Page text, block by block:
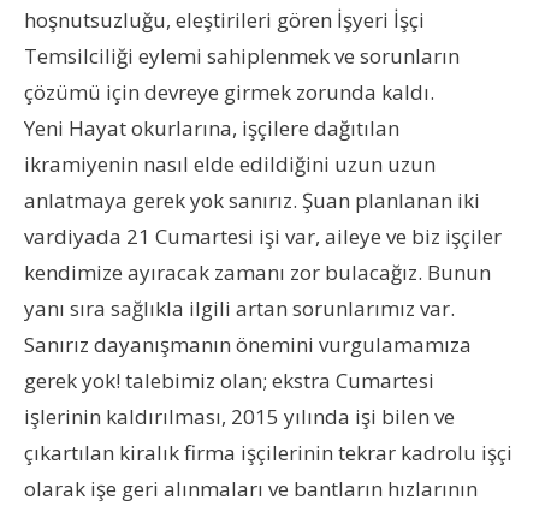
hoşnutsuzluğu, eleştirileri gören İşyeri İşçi
Temsilciliği eylemi sahiplenmek ve sorunların
çözümü için devreye girmek zorunda kaldı.
Yeni Hayat okurlarına, işçilere dağıtılan
ikramiyenin nasıl elde edildiğini uzun uzun
anlatmaya gerek yok sanırız. Şuan planlanan iki
vardiyada 21 Cumartesi işi var, aileye ve biz işçiler
kendimize ayıracak zamanı zor bulacağız. Bunun
yanı sıra sağlıkla ilgili artan sorunlarımız var.
Sanırız dayanışmanın önemini vurgulamamıza
gerek yok! talebimiz olan; ekstra Cumartesi
işlerinin kaldırılması, 2015 yılında işi bilen ve
çıkartılan kiralık firma işçilerinin tekrar kadrolu işçi
olarak işe geri alınmaları ve bantların hızlarının